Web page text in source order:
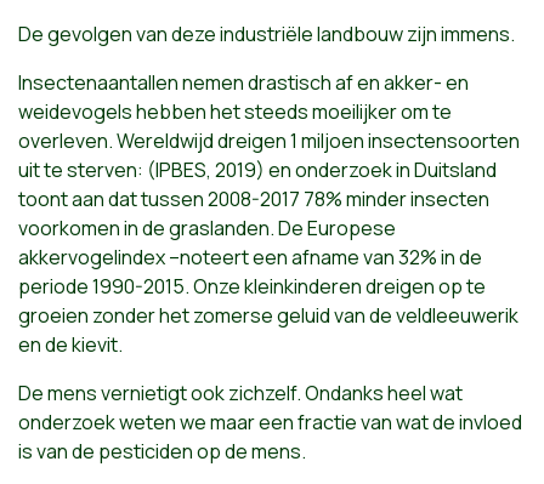
De gevolgen van deze industriële landbouw zijn immens.
Insectenaantallen nemen drastisch af en akker- en
weidevogels hebben het steeds moeilijker om te
overleven. Wereldwijd dreigen 1 miljoen insectensoorten
uit te sterven: (IPBES, 2019) en onderzoek in Duitsland
toont aan dat tussen 2008-2017 78% minder insecten
voorkomen in de graslanden. De Europese
akkervogelindex –noteert een afname van 32% in de
periode 1990-2015. Onze kleinkinderen dreigen op te
groeien zonder het zomerse geluid van de veldleeuwerik
en de kievit.
De mens vernietigt ook zichzelf. Ondanks heel wat
onderzoek weten we maar een fractie van wat de invloed
is van de pesticiden op de mens.